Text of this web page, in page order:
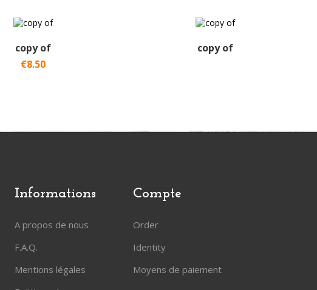
copy of
€8.50
copy of
Informations
A propos de nous
F.A.Q.
Mentions légales
Compte
Order
Identity
Moyens de paiement